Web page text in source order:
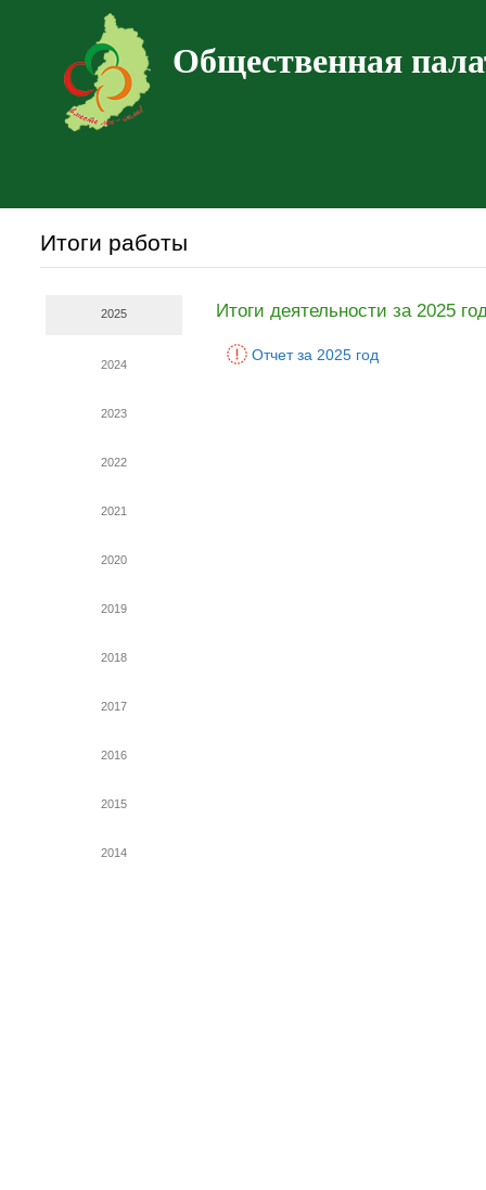
Общественная
Итоги работы
2025
2024
2023
2022
2021
2020
2019
2018
2017
2016
2015
2014
Итоги деятельности за 2025
Отчет за 2025 год